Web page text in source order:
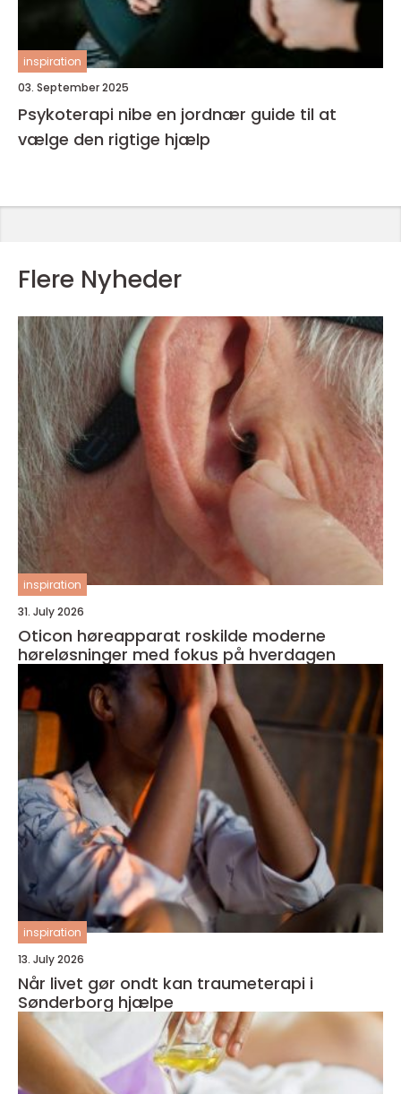
inspiration
03. September 2025
Psykoterapi nibe en jordnær guide til at
vælge den rigtige hjælp
Flere Nyheder
inspiration
31. July 2026
Oticon høreapparat roskilde moderne
høreløsninger med fokus på hverdagen
inspiration
13. July 2026
Når livet gør ondt kan traumeterapi i
Sønderborg hjælpe